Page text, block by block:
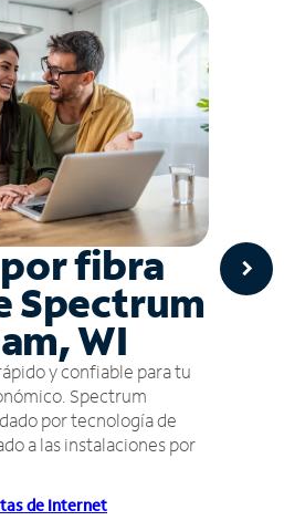
fibra
Spectrum
WI
y confiable para tu
Spectrum
por tecnología de
a las instalaciones por
de Internet